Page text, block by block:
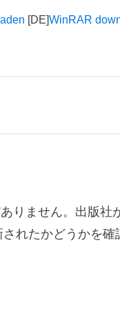
WinRAR
りません。出版
れたかどうかを確